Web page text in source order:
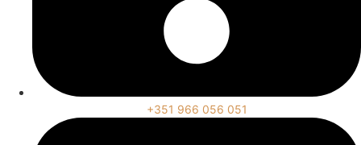
+351 966 056 051